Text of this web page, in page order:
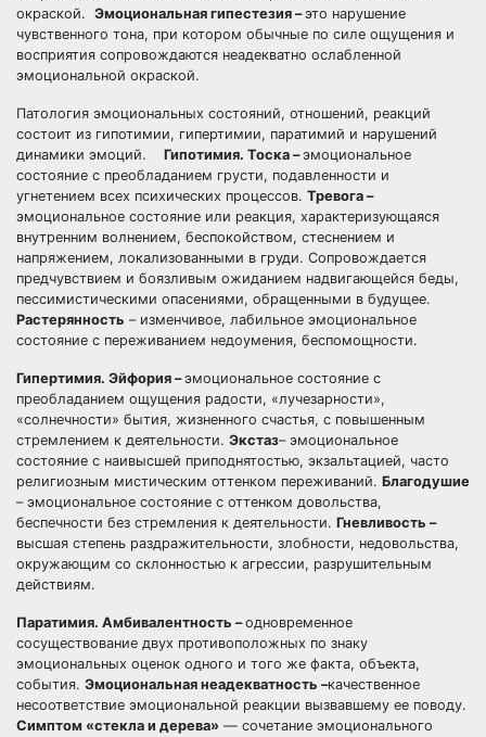
окраской. Эмоциональная гипестезия –это нарушение
чувственного тона, при котором обычные по силе ощущения и
восприятия сопровождаются неадекватно ослабленной
эмоциональной окраской.
Патология эмоциональных состояний, отношений, реакций
состоит из гипотимии, гипертимии, паратимий и нарушений
динамики эмоций. Гипотимия. Тоска –эмоциональное
состояние с преобладанием грусти, подавленности и
угнетением всех психических процессов. Тревога –
эмоциональное состояние или реакция, характеризующаяся
внутренним волнением, беспокойством, стеснением и
напряжением, локализованными в груди. Сопровождается
предчувствием и боязливым ожиданием надвигающейся беды,
пессимистическими опасениями, обращенными в будущее.
Растерянность – изменчивое, лабильное эмоциональное
состояние с переживанием недоумения, беспомощности.
Гипертимия. Эйфория –эмоциональное состояние с
преобладанием ощущения радости, «лучезарности»,
«солнечности» бытия, жизненного счастья, с повышенным
стремлением к деятельности. Экстаз– эмоциональное
состояние с наивысшей приподнятостью, экзальтацией, часто
религиозным мистическим оттенком переживаний. Благодушие
– эмоциональное состояние с оттенком довольства,
беспечности без стремления к деятельности. Гневливость –
высшая степень раздражительности, злобности, недовольства,
окружающим со склонностью к агрессии, разрушительным
действиям.
Паратимия. Амбивалентность –одновременное
сосуществование двух противоположных по знаку
эмоциональных оценок одного и того же факта, объекта,
события. Эмоциональная неадекватность –качественное
несоответствие эмоциональной реакции вызвавшему ее поводу.
Симптом «стекла и дерева» — сочетание эмоционального